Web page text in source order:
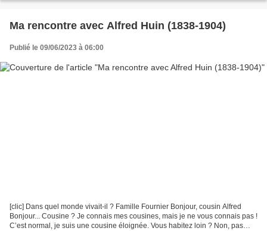
Ma rencontre avec Alfred Huin (1838-1904)
Publié le 09/06/2023 à 06:00
[clic] Dans quel monde vivait-il ? Famille Fournier Bonjour, cousin Alfred
Bonjour... Cousine ? Je connais mes cousines, mais je ne vous connais pas !
C’est normal, je suis une cousine éloignée. Vous habitez loin ? Non, pas